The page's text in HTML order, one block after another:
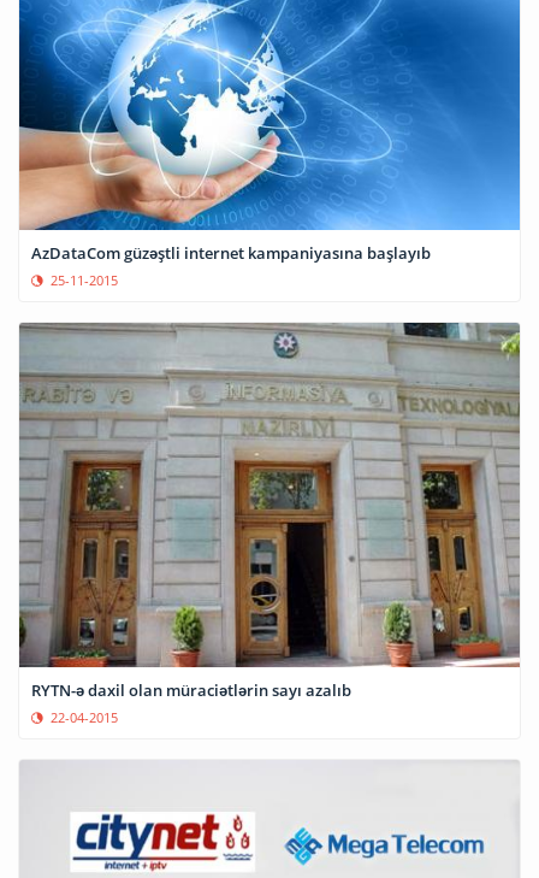
AzDataCom güzəştli internet kampaniyasına başlayıb
25-11-2015
RYTN-ə daxil olan müraciətlərin sayı azalıb
22-04-2015